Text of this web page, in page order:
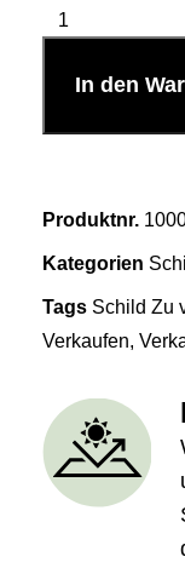
In den
Produktnr.
Kategorien
Tags Schild Zu
Verkaufen,